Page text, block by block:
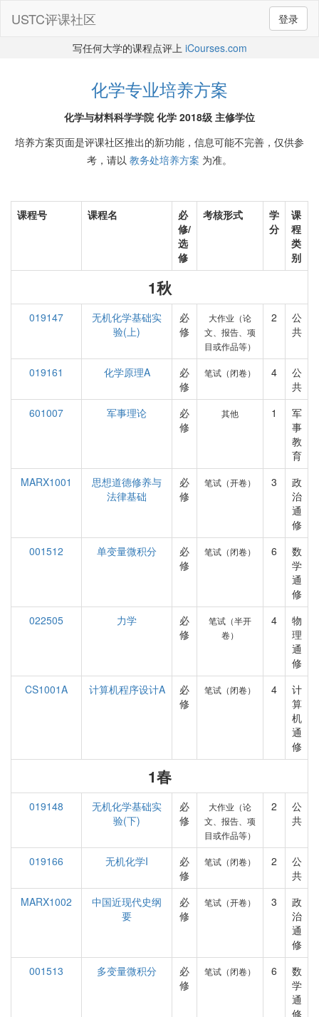
登录
USTC评课社区
写任何大学的课程点评上 iCourses.com
化学专业培养方案
化学与材料科学学院 化学 2018级 主修学位
培养方案页面是评课社区推出的新功能，信息可能不完善，仅供参
考，请以 教务处培养方案 为准。
课程号 课程名
必
修/
选
修
考核形式
学
分
课
程
类
别
1秋
019147
无机化学基础实
验(上)
必
修
大作业（论
文、报告、项
目或作品等）
2
公
共
019161 化学原理A
必
修
笔试（闭卷） 4
公
共
601007
军事理论
必
修
其他 1
军
事
教
育
MARX1001
思想道德修养与
法律基础
必
修
笔试（开卷） 3
政
治
通
修
001512
单变量微积分
必
修
笔试（闭卷） 6
数
学
通
修
022505
力学
必
修
笔试（半开
卷）
4
物
理
通
修
CS1001A
计算机程序设计A
必
修
笔试（闭卷） 4
计
算
机
通
修
1春
019148
无机化学基础实
验(下)
必
修
大作业（论
文、报告、项
目或作品等）
2
公
共
019166 无机化学I
必
修
笔试（闭卷） 2
公
共
MARX1002
中国近现代史纲
要
必
修
笔试（开卷） 3
政
治
通
修
001513
多变量微积分
必
修
笔试（闭卷） 6
数
学
通
修